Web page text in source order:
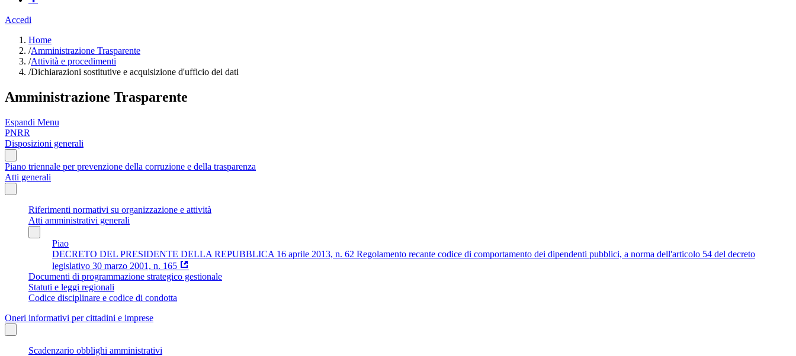
Accedi
Home
/Amministrazione Trasparente
/Attività e procedimenti
/Dichiarazioni sostitutive e acquisizione d'ufficio dei dati
Amministrazione Trasparente
Espandi Menu
PNRR
Disposizioni generali
Piano triennale per prevenzione della corruzione e della trasparenza
Atti generali
Riferimenti normativi su organizzazione e attività
Atti amministrativi generali
Piao
DECRETO DEL PRESIDENTE DELLA REPUBBLICA 16 aprile 2013, n. 62 Regolamento recante codice di comportamento dei dipendenti pubblici, a norma dell'articolo 54 del decreto
legislativo 30 marzo 2001, n. 165
Documenti di programmazione strategico gestionale
Statuti e leggi regionali
Codice disciplinare e codice di condotta
Oneri informativi per cittadini e imprese
Scadenzario obblighi amministrativi